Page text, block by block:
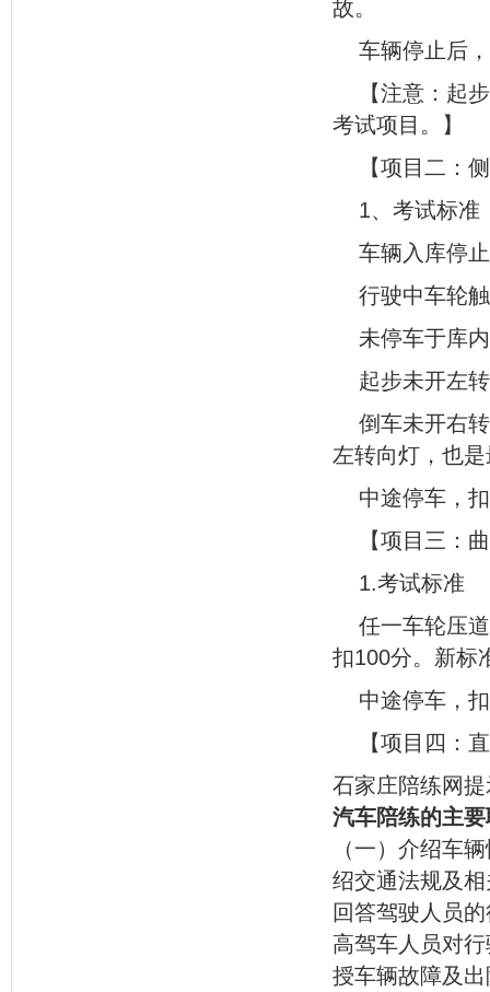
故。
车辆停止后
【注意：起
考试项目。】
【项目二：
1、考试标准
车辆入库停
行驶中车轮
未停车于库
起步未开左
倒车未开右
左转向灯，也
中途停车，
【项目三：
1.考试标准
任一车轮压
扣100分。新标
中途停车，
【项目四：
石家庄陪练网
汽车陪练的主
（一）介绍车
绍交通法规及
回答驾驶人员
高驾车人员对
授车辆故障及